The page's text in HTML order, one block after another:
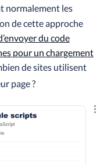
normalement les
de cette approche
du code
pour un chargement
de sites utilisent
page ?